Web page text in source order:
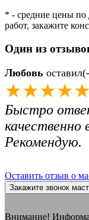
* - средние цены по
работ, закажите
Один из
Любовь
★★★★★
Быстро
качественно
Рекомендую.
Оставить отзыв о
Закажите звонок
Внимание!